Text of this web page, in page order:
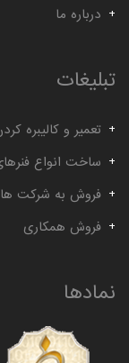
درباره ما
تبلیغات
تعمیر و کالیبره
ساخت انواع
فروش به شرکت ها
فروش همکاری
نمادها